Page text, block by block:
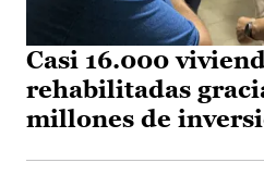
Casi 16.000
rehabilitadas
millones de